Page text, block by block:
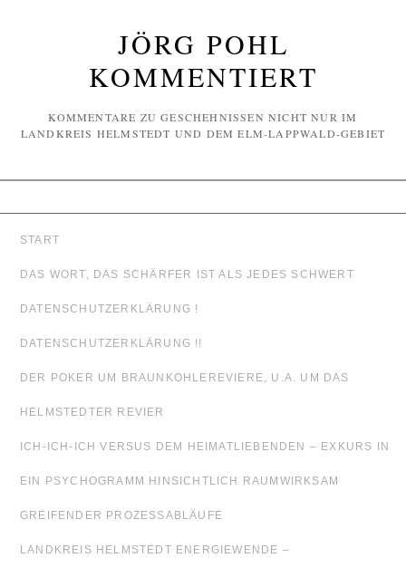
JÖRG POHL
KOMMENTIERT
KOMMENTARE ZU GESCHEHNISSEN NICHT NUR IM
LANDKREIS HELMSTEDT UND DEM ELM-LAPPWALD-GEBIET
START
DAS WORT, DAS SCHÄRFER IST ALS JEDES SCHWERT
DATENSCHUTZERKLÄRUNG !
DATENSCHUTZERKLÄRUNG !!
DER POKER UM BRAUNKOHLEREVIERE, U.A. UM DAS
HELMSTEDTER REVIER
ICH-ICH-ICH VERSUS DEM HEIMATLIEBENDEN – EXKURS IN
EIN PSYCHOGRAMM HINSICHTLICH RAUMWIRKSAM
GREIFENDER PROZESSABLÄUFE
LANDKREIS HELMSTEDT ENERGIEWENDE –